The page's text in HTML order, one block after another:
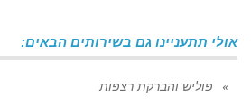
אולי תתעניינו גם בשירותים הבאים:
פוליש והברקת רצפות